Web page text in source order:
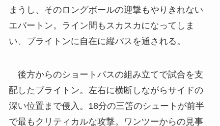
まうし、そのロングボールの迎撃もやりきれない
エバートン。ライン間もスカスカになってしま
い、ブライトンに自在に縦パスを通される。
後方からのショートパスの組み立てで試合を支
配したブライトン。左右に横断しながらサイドの
深い位置まで侵入。18分の三笘のシュートが前半
で最もクリティカルな攻撃。ワンツーからの見事